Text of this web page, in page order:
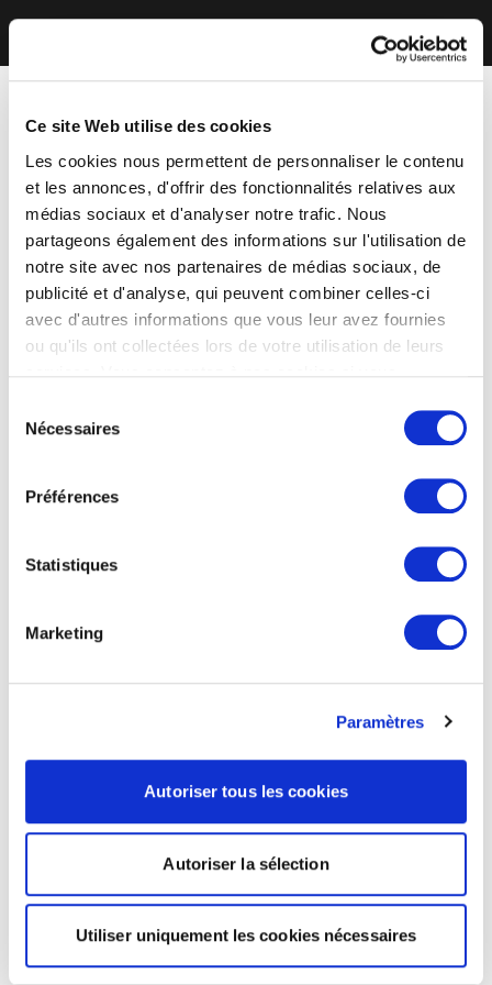
Ce site Web utilise des cookies
Les cookies nous permettent de personnaliser le contenu
et les annonces, d'offrir des fonctionnalités relatives aux
médias sociaux et d'analyser notre trafic. Nous
partageons également des informations sur l'utilisation de
notre site avec nos partenaires de médias sociaux, de
publicité et d'analyse, qui peuvent combiner celles-ci
avec d'autres informations que vous leur avez fournies
ou qu'ils ont collectées lors de votre utilisation de leurs
Nécessaires
Préférences
Statistiques
Marketing
Paramètres
Autoriser tous les cookies
Autoriser la sélection
Utiliser uniquement les cookies nécessaires